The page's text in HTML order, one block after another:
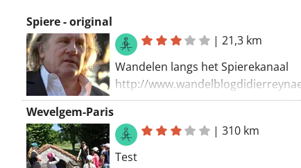
Spiere - original
|21,3 km
Wandelen langs het Spierekanaal
http://
maart-2017-spiere-22-km/
Wevelgem-Paris
|310 km
Test